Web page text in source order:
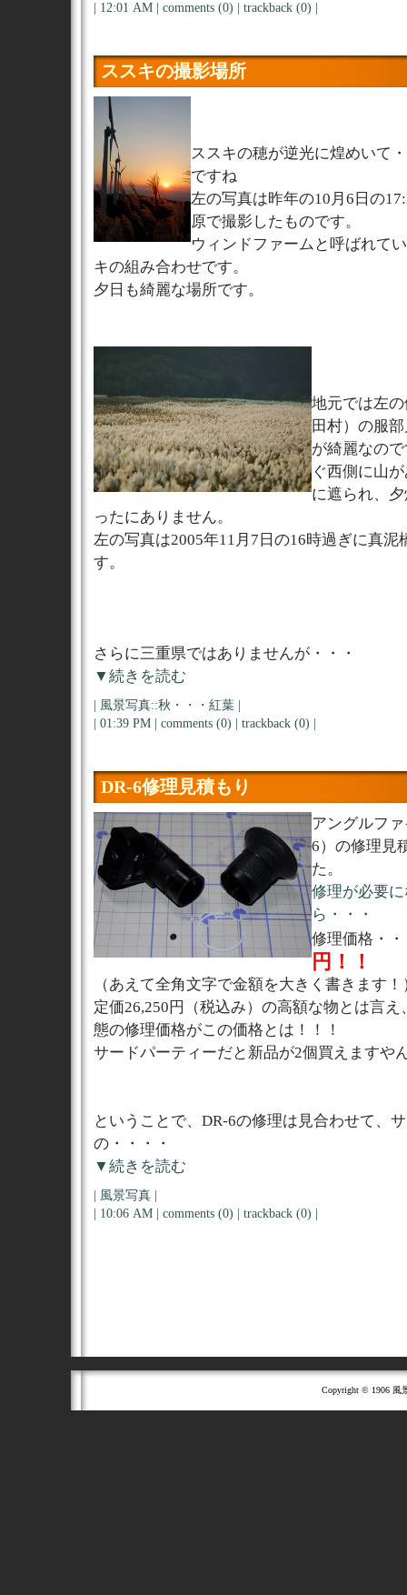
| 12:01 AM | comments (0) trackback (0)
ススキの撮影場所
ススキの穂が逆光に煌めいて
ですね
左の写真は昨年の10月6日の
原で撮影したものです。
ウィンドファームと呼ばれて
キの組み合わせです。
夕日も綺麗な場所です。
地元では左
田村）の服
が綺麗なの
ぐ西側に山
に遮られ、
ったにありません。
左の写真は2005年11月7日の16時過ぎに真泥
す。
さらに三重県ではありませんが・・・
▼続きを読む
風景写真::秋・・・紅葉|
| 01:39 PM | comments (0) trackback (0)
DR-6修理見積もり
アングルフ
6）の修理見
た。
修理が必要
ら・・・
修理価格・
円！！
（あえて全角文字で金額を大きく書きます！
定価26,250円（税込み）の高額な物とは言
態の修理価格がこの価格とは！！！
サードパーティーだと新品が2個買えますや
ということで、DR-6の修理は見合わせて、
の・・・・
▼続きを読む
風景写真|
| 10:06 AM | comments (0) trackback (0)
Copyright © 1906 風